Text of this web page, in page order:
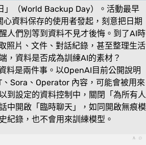
」（World Backup Day）。活動最早
資料保存的使用者發起，刻意把日期
人們別等到資料不見才後悔。到了AI時
照片、文件、對話紀錄，甚至整理生活
，資料是否成為訓練AI的素材？
料是兩件事。以OpenAI目前公開說明
Sora、Operator 內容，可能會被用來
到設定的資料控制中，關閉「為所有人
中開啟「臨時聊天」，如同開啟無痕模
紀錄，也不會用來訓練模型。